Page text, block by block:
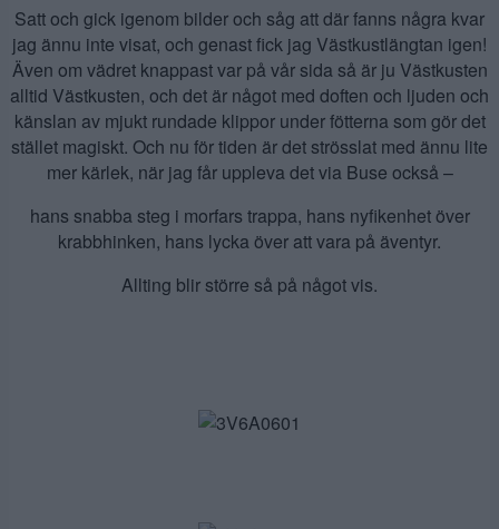
Satt och gick igenom bilder och såg att där fanns några kvar
jag ännu inte visat, och genast fick jag Västkustlängtan igen!
Även om vädret knappast var på vår sida så är ju Västkusten
alltid Västkusten, och det är något med doften och ljuden och
känslan av mjukt rundade klippor under fötterna som gör det
stället magiskt. Och nu för tiden är det strösslat med ännu lite
mer kärlek, när jag får uppleva det via Buse också –
hans snabba steg i morfars trappa, hans nyfikenhet över
krabbhinken, hans lycka över att vara på äventyr.
Allting blir större så på något vis.